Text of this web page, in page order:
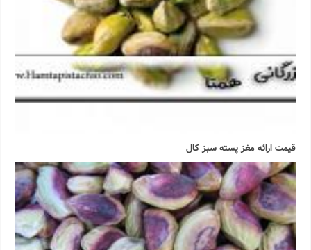
قیمت ارائه مغز پسته سبز کال